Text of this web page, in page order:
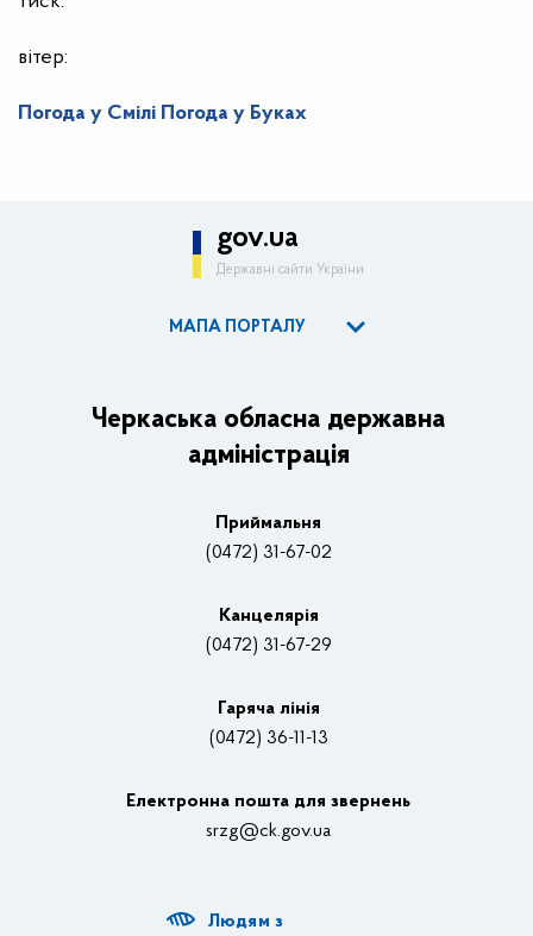
вітер:
Погода у Смілі Погода у Буках
gov.ua
Державні сайти України
МАПА ПОРТАЛУ
Керівництво адміністрації
Основні завдання та нормативно-правові засади
Нагороди
Контакти
Структурні підрозділи ОДА
Черкаська обласна державна
адміністрація
Приймальня
(0472) 31-67-02
Канцелярiя
(0472) 31-67-29
Гаряча лінія
(0472) 36-11-13
Електронна пошта для звернень
srzg@ck.gov.ua
Людям з